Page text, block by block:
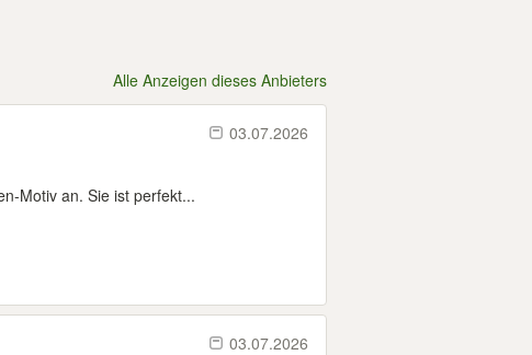
Alle Anzeigen dieses Anbieters
03.07.2026
Motiv an. Sie ist perfekt...
03.07.2026